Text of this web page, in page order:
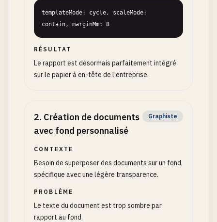
templateMode: cycle, scaleMode:
contain, marginMm: 8
RÉSULTAT
Le rapport est désormais parfaitement intégré
sur le papier à en-tête de l'entreprise.
2. Création de documents
avec fond personnalisé
Graphiste
CONTEXTE
Besoin de superposer des documents sur un fond
spécifique avec une légère transparence.
PROBLÈME
Le texte du document est trop sombre par
rapport au fond.